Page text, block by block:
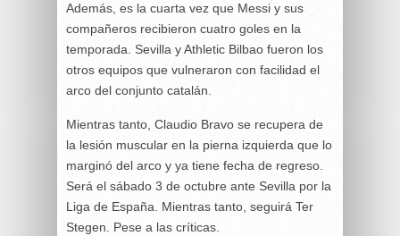
Además, es la cuarta vez que Messi y sus
compañeros recibieron cuatro goles en la
temporada. Sevilla y Athletic Bilbao fueron los
otros equipos que vulneraron con facilidad el
arco del conjunto catalán.
Mientras tanto, Claudio Bravo se recupera de
la lesión muscular en la pierna izquierda que lo
marginó del arco y ya tiene fecha de regreso.
Será el sábado 3 de octubre ante Sevilla por la
Liga de España. Mientras tanto, seguirá Ter
Stegen. Pese a las críticas.